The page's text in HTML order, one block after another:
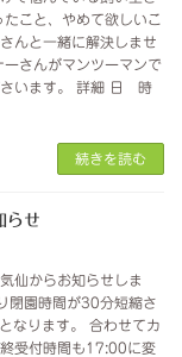
こと、やめて欲しいこ
んと一緒に解決しませ
さんがマンツーマンで
さいます。 詳細 日 時
続きを読む
らせ
仙からお知らせしま
閉園時間が30分短縮さ
なります。 合わせてカ
受付時間も17:00に変